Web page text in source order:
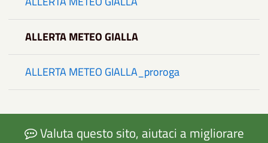
ALLERTA METEO GIALLA
ALLERTA METEO GIALLA_proroga
Valuta questo sito, aiutaci a migliorare